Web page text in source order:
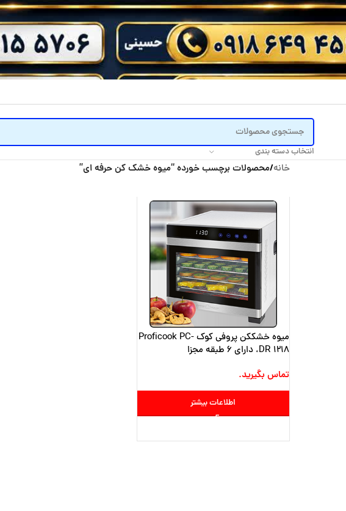
انتخاب دسته بندی
خانه/محصولات برچسب خورده “میوه خشک کن حرفه ای”
میوه خشککن پروفی کوک Proficook PC-
DR 1218، دارای 6 طبقه مجزا
تماس بگیرید.
اطلاعات بیشتر